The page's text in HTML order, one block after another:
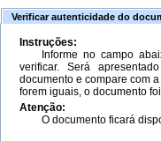
Verificar autenticidade do
Instruções:
Informe no campo
verificar. Será
documento e compare com
forem iguais, o documento
Atenção:
O documento ficará